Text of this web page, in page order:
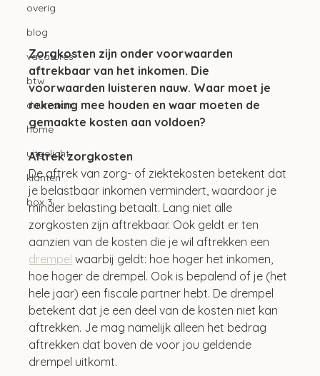
overig
blog
vacatures
btw
duurzaam
home
uitgelicht
klanten
box 3
Zorgkosten zijn onder voorwaarden
aftrekbaar van het inkomen. Die
voorwaarden luisteren nauw. Waar moet je
rekening mee houden en waar moeten de
gemaakte kosten aan voldoen?
Aftrek zorgkosten
De aftrek van zorg- of ziektekosten betekent dat
je belastbaar inkomen vermindert, waardoor je
minder belasting betaalt. Lang niet alle
zorgkosten zijn aftrekbaar. Ook geldt er ten
aanzien van de kosten die je wil aftrekken een
drempel waarbij geldt: hoe hoger het inkomen,
hoe hoger de drempel. Ook is bepalend of je (het
hele jaar) een fiscale partner hebt. De drempel
betekent dat je een deel van de kosten niet kan
aftrekken. Je mag namelijk alleen het bedrag
aftrekken dat boven de voor jou geldende
drempel uitkomt.